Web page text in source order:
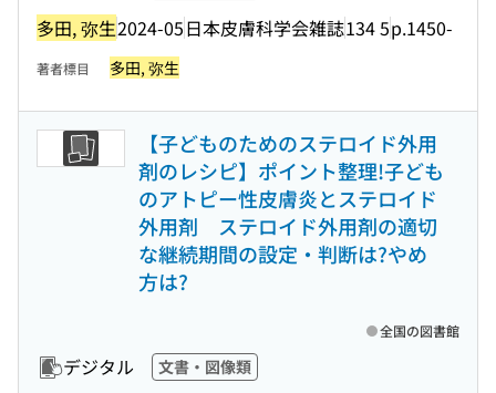
多田, 弥生2024-05日本皮膚科学会雑誌134 5p.1450-
著者標目 多田, 弥生
【子どものためのステロイド外用
剤のレシピ】ポイント整理!子ども
のアトピー性皮膚炎とステロイド
外用剤 ステロイド外用剤の適切
な継続期間の設定・判断は?やめ
方は?
デジタル 文書・図像類
全国の図書館